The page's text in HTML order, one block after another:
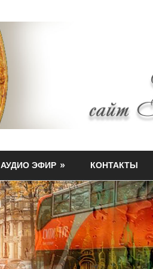
АУДИО ЭФИР КОНТАКТЫ